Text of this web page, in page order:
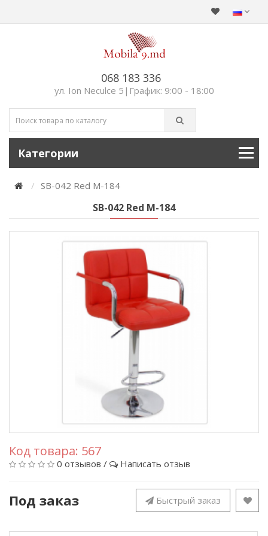
068 183 336
ул. Ion Neculce 5|График: 9:00 - 18:00
Категории
SB-042 Red M-184
SB-042 Red M-184
Код товара: 567
0 отзывов / Написать отзыв
Под заказ Быстрый заказ